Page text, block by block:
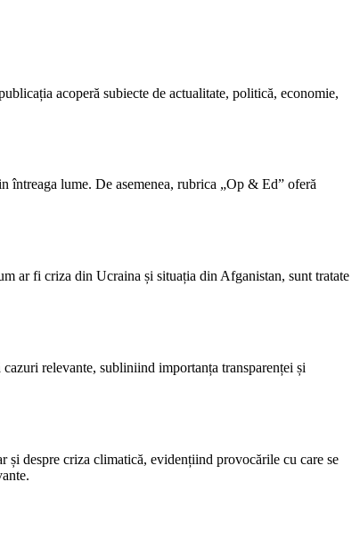
acoperă subiecte de actualitate, politică, economie,
întreaga lume. De asemenea, rubrica „Op & Ed” oferă
ar fi criza din Ucraina și situația din Afganistan, sunt tratate
relevante, subliniind importanța transparenței și
și despre criza climatică, evidențiind provocările cu care se